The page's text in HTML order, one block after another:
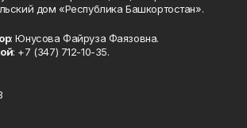
дом «Республика Башкортостан».
: Юнусова Файруза Фаязовна.
: +7 (347) 712-10-35.